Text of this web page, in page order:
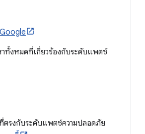
งหมดที่เกี่ยวข้องกับระดับแพตช์
ตรงกับระดับแพตช์ความปลอดภัย